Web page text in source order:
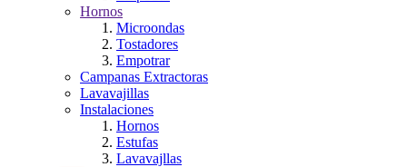
Hornos
Microondas
Tostadores
Empotrar
Campanas Extractoras
Lavavajillas
Instalaciones
Hornos
Estufas
Lavavajllas